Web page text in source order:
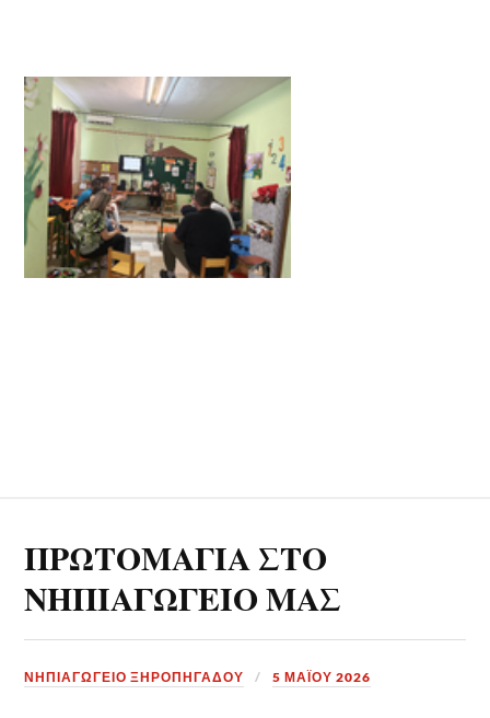
ΠΡΩΤΟΜΑΓΙΑ ΣΤΟ
ΝΗΠΙΑΓΩΓΕΙΟ ΜΑΣ
ΝΗΠΙΑΓΩΓΕΙΟ ΞΗΡΟΠΗΓΑΔΟΥ 5 ΜΑΪ́ΟΥ 2026